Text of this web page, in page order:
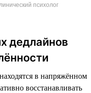
психолог
дедлайнов
в напряжённом
восстанавливать